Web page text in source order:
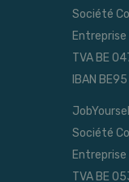
Société
Entreprise
TVA BE
IBAN
Société
Entreprise
TVA BE